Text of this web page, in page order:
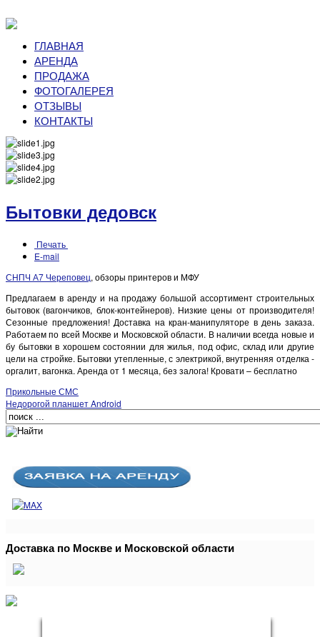
ГЛАВНАЯ
АРЕНДА
ПРОДАЖА
ФОТОГАЛЕРЕЯ
ОТЗЫВЫ
КОНТАКТЫ
Бытовки дедовск
Печать
E-mail
СНПЧ А7 Череповец, обзоры принтеров и МФУ
Предлагаем в аренду и на продажу большой ассортимент строительных
бытовок (вагончиков, блок-контейнеров). Низкие цены от производителя!
Сезонные предложения! Доставка на кран-манипуляторе в день заказа.
Работаем по всей Москве и Московской области. В наличии всегда новые и
бу бытовки в хорошем состоянии для жилья, под офис, склад или другие
цели на стройке. Бытовки утепленные, с электрикой, внутренняя отделка -
оргалит, вагонка. Аренда от 1 месяца, без залога! Кровати – бесплатно
Прикольные СМС
Недорогой планшет Android
Доставка по Москве и Московской области